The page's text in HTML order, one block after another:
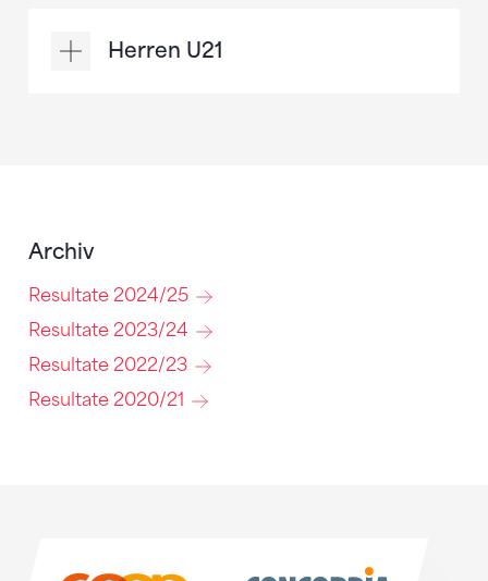
Herren U21
Archiv
Resultate 2024/25
Resultate 2023/24
Resultate 2022/23
Resultate 2020/21